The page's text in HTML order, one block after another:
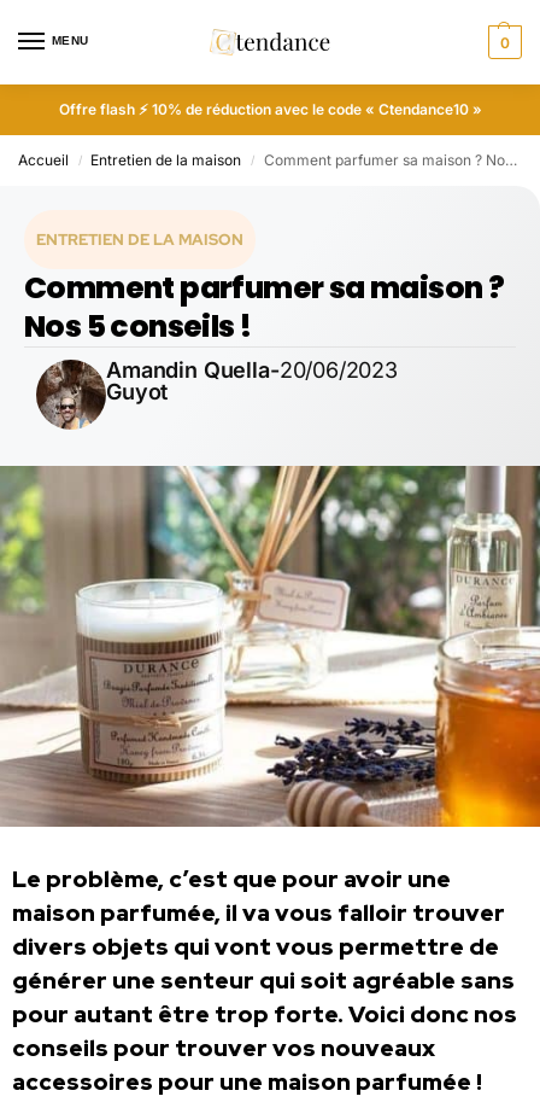
MENU 0
Offre flash ⚡ 10% de réduction avec le code « Ctendance10 »
Accueil / Entretien de la maison / Comment parfumer sa maison ? Nos 5 conseils !
ENTRETIEN DE LA MAISON
Comment parfumer sa maison ?
Nos 5 conseils !
Amandin Quella-
Guyot
20/06/2023
Le problème, c’est que pour avoir une
maison parfumée, il va vous falloir trouver
divers objets qui vont vous permettre de
générer une senteur qui soit agréable sans
pour autant être trop forte. Voici donc nos
conseils pour trouver vos nouveaux
accessoires pour une maison parfumée !